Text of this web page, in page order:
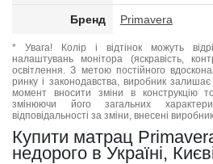
Бренд Primavera
* Увага! Колір і відтінок можуть
налаштувань монітора (яскравість,
освітлення. З метою постійного
ринку і законодавства, виробник
момент вносити зміни в конструкцію
змінюючи його загальних
відповідальності за зміни, внесені
Купити матрац
недорого в Україні,